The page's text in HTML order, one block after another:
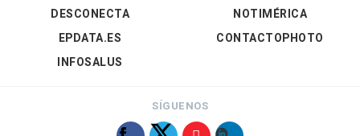
DESCONECTA
EPDATA.ES
INFOSALUS
NOTIMÉRICA
CONTACTOPHOTO
SÍGUENOS